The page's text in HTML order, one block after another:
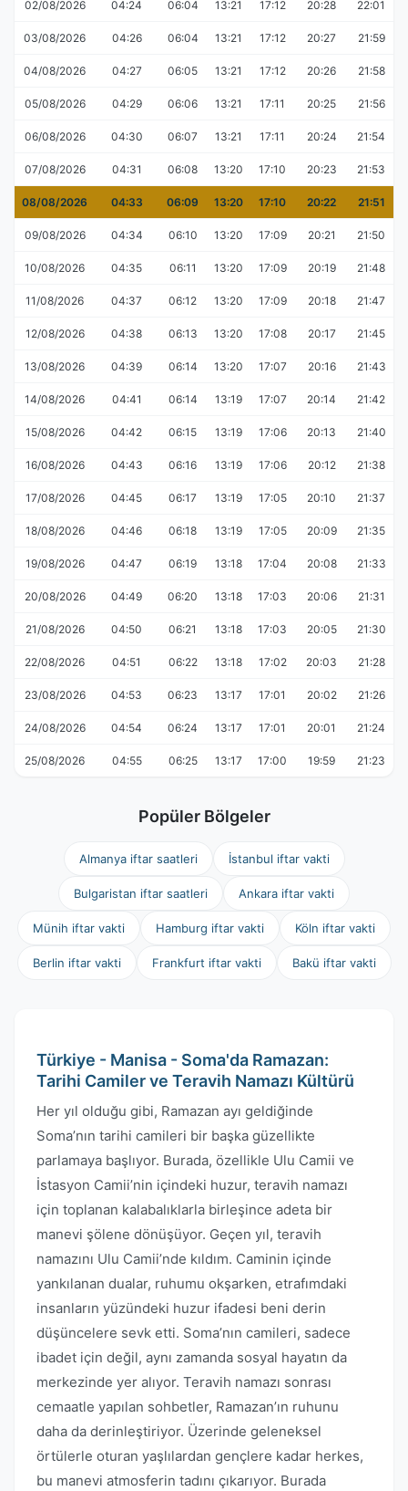
02/08/2026 04:24 06:04 13:21 17:12 20:28 22:01
03/08/2026 04:26 06:04 13:21 17:12 20:27 21:59
04/08/2026 04:27 06:05 13:21 17:12 20:26 21:58
05/08/2026 04:29 06:06 13:21 17:11 20:25 21:56
06/08/2026 04:30 06:07 13:21 17:11 20:24 21:54
07/08/2026 04:31 06:08 13:20 17:10 20:23 21:53
08/08/2026 04:33 06:09 13:20 17:10 20:22 21:51
09/08/2026 04:34 06:10 13:20 17:09 20:21 21:50
10/08/2026 04:35 06:11 13:20 17:09 20:19 21:48
11/08/2026 04:37 06:12 13:20 17:09 20:18 21:47
12/08/2026 04:38 06:13 13:20 17:08 20:17 21:45
13/08/2026 04:39 06:14 13:20 17:07 20:16 21:43
14/08/2026 04:41 06:14 13:19 17:07 20:14 21:42
15/08/2026 04:42 06:15 13:19 17:06 20:13 21:40
16/08/2026 04:43 06:16 13:19 17:06 20:12 21:38
17/08/2026 04:45 06:17 13:19 17:05 20:10 21:37
18/08/2026 04:46 06:18 13:19 17:05 20:09 21:35
19/08/2026 04:47 06:19 13:18 17:04 20:08 21:33
20/08/2026 04:49 06:20 13:18 17:03 20:06 21:31
21/08/2026 04:50 06:21 13:18 17:03 20:05 21:30
22/08/2026 04:51 06:22 13:18 17:02 20:03 21:28
23/08/2026 04:53 06:23 13:17 17:01 20:02 21:26
24/08/2026 04:54 06:24 13:17 17:01 20:01 21:24
25/08/2026 04:55 06:25 13:17 17:00 19:59 21:23
Popüler Bölgeler
Almanya iftar saatleri İstanbul iftar vakti
Bulgaristan iftar saatleri Ankara iftar vakti
Münih iftar vakti Hamburg iftar vakti Köln iftar vakti
Berlin iftar vakti Frankfurt iftar vakti Bakü iftar vakti
Türkiye - Manisa - Soma'da Ramazan:
Tarihi Camiler ve Teravih Namazı Kültürü
Her yıl olduğu gibi, Ramazan ayı geldiğinde
Soma’nın tarihi camileri bir başka güzellikte
parlamaya başlıyor. Burada, özellikle Ulu Camii ve
İstasyon Camii’nin içindeki huzur, teravih namazı
için toplanan kalabalıklarla birleşince adeta bir
manevi şölene dönüşüyor. Geçen yıl, teravih
namazını Ulu Camii’nde kıldım. Caminin içinde
yankılanan dualar, ruhumu okşarken, etrafımdaki
insanların yüzündeki huzur ifadesi beni derin
düşüncelere sevk etti. Soma’nın camileri, sadece
ibadet için değil, aynı zamanda sosyal hayatın da
merkezinde yer alıyor. Teravih namazı sonrası
cemaatle yapılan sohbetler, Ramazan’ın ruhunu
daha da derinleştiriyor. Üzerinde geleneksel
örtülerle oturan yaşlılardan gençlere kadar herkes,
bu manevi atmosferin tadını çıkarıyor. Burada